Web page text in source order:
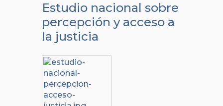
Estudio nacional sobre
percepción y acceso a
la justicia